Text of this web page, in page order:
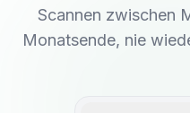
Scannen zwischen
Monatsende, nie